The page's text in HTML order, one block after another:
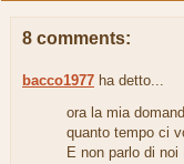
8 comments:
bacco1977 ha detto...
ora la mia
quanto tempo ci
E non parlo di noi